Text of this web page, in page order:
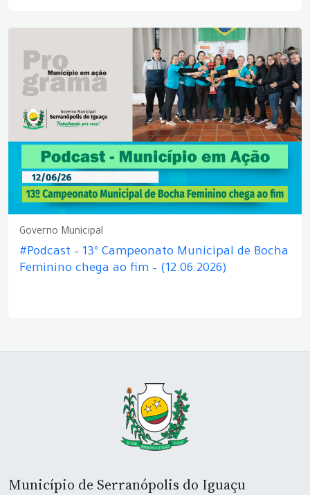
Governo Municipal
#Podcast – 13º Campeonato Municipal de Bocha
Feminino chega ao fim – (12.06.2026)
Município de Serranópolis do Iguaçu